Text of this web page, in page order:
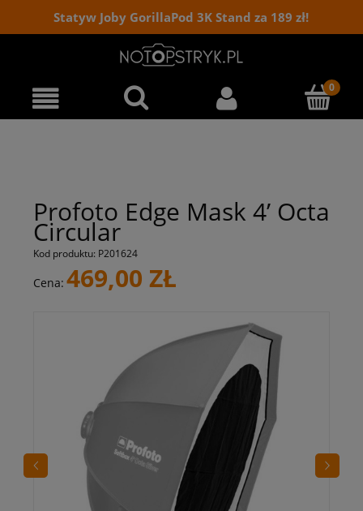
Statyw Joby GorillaPod 3K Stand za 189 zł!
Profoto Edge Mask 4’ Octa
Circular
Kod produktu: P201624
Cena: 469,00 ZŁ